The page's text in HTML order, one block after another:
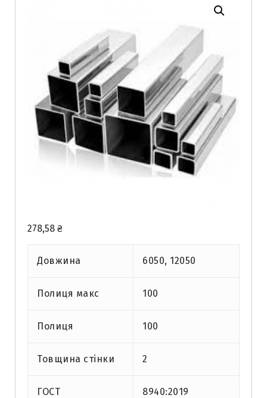
278,58 ₴
Довжина 6050, 12050
Полиця макс 100
Полиця 100
Товщина стінки 2
ГОСТ 8940:2019